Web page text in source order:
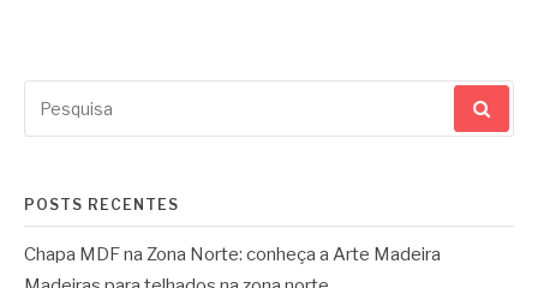
por:
POSTS RECENTES
Chapa MDF na Zona Norte: conheça a Arte Madeira